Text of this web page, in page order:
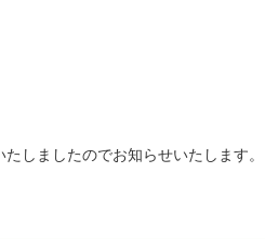
ましたのでお知らせいたします。